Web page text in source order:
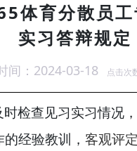
体育分散员工
实习答辩规定
间：2024-03-18 点击次
时检查见习实习情况
经验教训， 客观评